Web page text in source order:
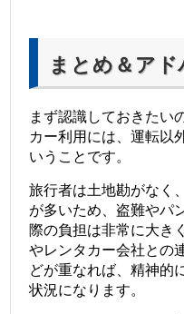
まとめ＆アド
まず認識しておきたい
カー利用には、運転以
いうことです。
旅行者は土地勘がなく
が多いため、盗難やパ
際の負担は非常に大き
やレンタカー会社との
どが重なれば、精神的
状況になります。